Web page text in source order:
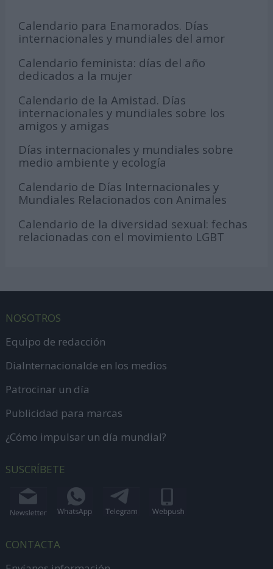
Calendario para Enamorados. Días
internacionales y mundiales del amor
Calendario feminista: días del año
dedicados a la mujer
Calendario de la Amistad. Días
internacionales y mundiales sobre los
amigos y amigas
Días internacionales y mundiales sobre
medio ambiente y ecología
Calendario de Días Internacionales y
Mundiales Relacionados con Animales
Calendario de la diversidad sexual: fechas
relacionadas con el movimiento LGBT
NOSOTROS
Equipo de redacción
DiaInternacionalde en los medios
Patrocinar un día
Publicidad para marcas
¿Cómo impulsar un día mundial?
SUSCRÍBETE
CONTACTA